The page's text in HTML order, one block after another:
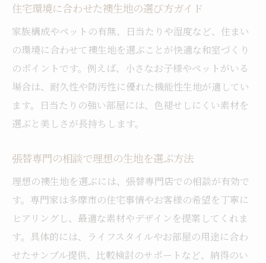
住宅環境に合わせた襖生地の選び方ガイド
家族構成やペットの有無、日当たりや湿度など、住まい
の環境に合わせて襖生地を選ぶことが快適な和室づくり
のポイントです。例えば、小さなお子様やペットがいる
場合は、耐久性や防汚性に優れた機能性生地が適してい
ます。日当たりの強い部屋には、色褪せしにくい素材を
選ぶと美しさが長持ちします。
張替専門の相談で理想の生地を選ぶ方法
理想の襖生地を選ぶには、張替専門店での相談が有効で
す。専門家は多摩市の住宅事情やお客様の希望を丁寧に
ヒアリングし、最適な素材やデザインを提案してくれま
す。具体的には、ライフスタイルやお部屋の用途に合わ
せたサンプル提供、比較検討のサポートなど、納得のい